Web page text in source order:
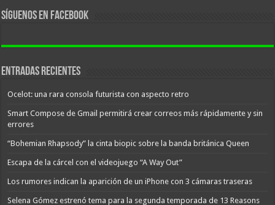
Síguenos en facebook
Entradas recientes
Ocelot: una rara consola futurista con aspecto retro
Smart Compose de Gmail permitirá crear correos más rápidamente y sin
errores
“Bohemian Rhapsody” la cinta biopic sobre la banda británica Queen
Escapa de la cárcel con el videojuego “A Way Out”
Los rumores indican la aparición de un iPhone con 3 cámaras traseras
Selena Gómez estrenó tema para la segunda temporada de 13 Reasons